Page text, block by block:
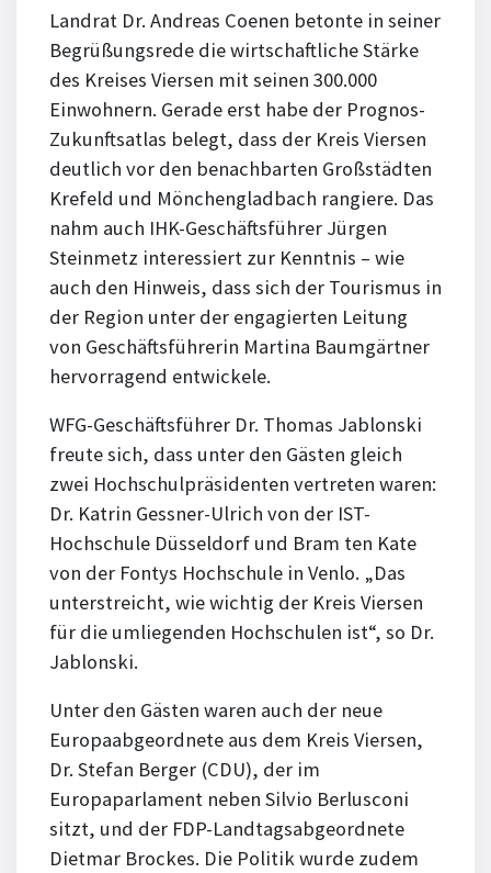
Landrat Dr. Andreas Coenen betonte in seiner
Begrüßungsrede die wirtschaftliche Stärke
des Kreises Viersen mit seinen 300.000
Einwohnern. Gerade erst habe der Prognos-
Zukunftsatlas belegt, dass der Kreis Viersen
deutlich vor den benachbarten Großstädten
Krefeld und Mönchengladbach rangiere. Das
nahm auch IHK-Geschäftsführer Jürgen
Steinmetz interessiert zur Kenntnis – wie
auch den Hinweis, dass sich der Tourismus in
der Region unter der engagierten Leitung
von Geschäftsführerin Martina Baumgärtner
hervorragend entwickele.
WFG-Geschäftsführer Dr. Thomas Jablonski
freute sich, dass unter den Gästen gleich
zwei Hochschulpräsidenten vertreten waren:
Dr. Katrin Gessner-Ulrich von der IST-
Hochschule Düsseldorf und Bram ten Kate
von der Fontys Hochschule in Venlo. „Das
unterstreicht, wie wichtig der Kreis Viersen
für die umliegenden Hochschulen ist“, so Dr.
Jablonski.
Unter den Gästen waren auch der neue
Europaabgeordnete aus dem Kreis Viersen,
Dr. Stefan Berger (CDU), der im
Europaparlament neben Silvio Berlusconi
sitzt, und der FDP-Landtagsabgeordnete
Dietmar Brockes. Die Politik wurde zudem